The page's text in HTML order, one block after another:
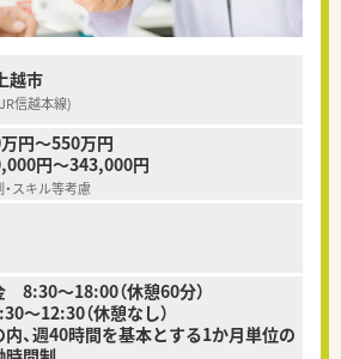
越市
信越本線)
円～550万円
円～343,000円
スキル等考慮
8:30～18:00（休憩60分）
～12:30（休憩なし）
、週40時間を基本とする1か月単位の